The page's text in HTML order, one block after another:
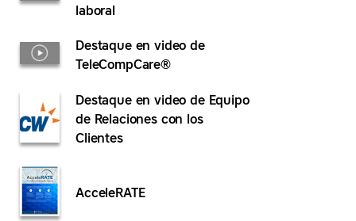
laboral
Destaque en video de
TeleCompCare®
Destaque en video de Equipo
de Relaciones con los
Clientes
AcceleRATE